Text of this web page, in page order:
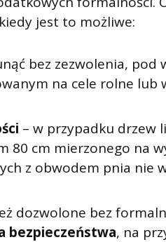
jest to możliwe:
bez zezwolenia, pod
na cele rolne lub
– w przypadku drzew
80 cm mierzonego na
z obwodem pnia nie
dozwolone bez
bezpieczeństwa, na